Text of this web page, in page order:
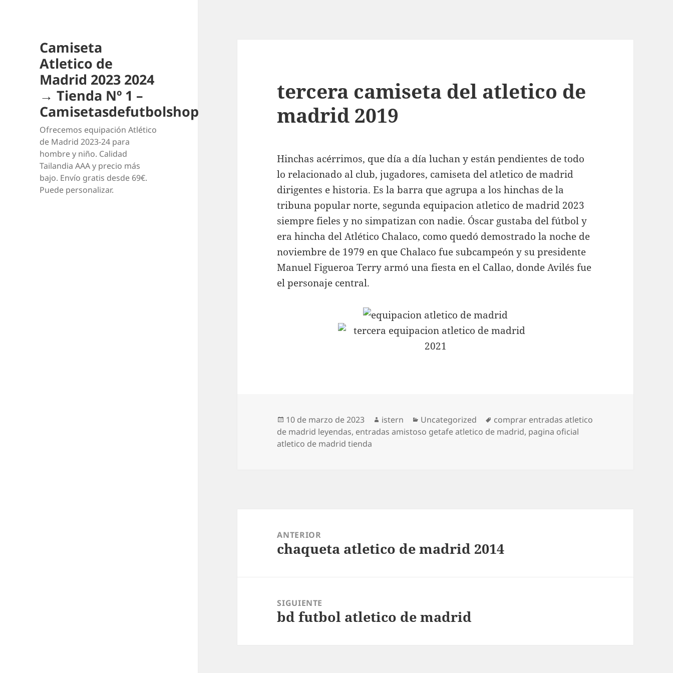
Camiseta
Atletico de
Madrid 2023 2024
→ Tienda Nº 1 –
Camisetasdefutbolshop
Ofrecemos equipación Atlético
de Madrid 2023-24 para
hombre y niño. Calidad
Tailandia AAA y precio más
bajo. Envío gratis desde 69€.
Puede personalizar.
tercera camiseta del atletico de
madrid 2019
Hinchas acérrimos, que día a día luchan y están pendientes de todo
lo relacionado al club, jugadores, camiseta del atletico de madrid
dirigentes e historia. Es la barra que agrupa a los hinchas de la
tribuna popular norte, segunda equipacion atletico de madrid 2023
siempre fieles y no simpatizan con nadie. Óscar gustaba del fútbol y
era hincha del Atlético Chalaco, como quedó demostrado la noche de
noviembre de 1979 en que Chalaco fue subcampeón y su presidente
Manuel Figueroa Terry armó una fiesta en el Callao, donde Avilés fue
el personaje central.
Publicado
el
10 de marzo de 2023 Autor
istern Categorías
Uncategorized Etiquetas
comprar entradas atletico
de madrid leyendas, entradas amistoso getafe atletico de madrid, pagina oficial
atletico de madrid tienda
entradas
ANTERIOR
Entrada
chaqueta atletico de madrid 2014
SIGUIENTE
Entrada
bd futbol atletico de madrid